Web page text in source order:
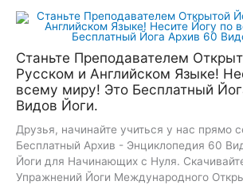
Перейти
Станьте Преподавателем
Русском и Английском Языке!
всему миру! Это Бесплатный
Видов Йоги.
Друзья, начинайте учиться у нас прямо
Бесплатный Архив - Энциклопедия 60
Йоги для Начинающих с Нуля.
Упражнений Йоги Международного